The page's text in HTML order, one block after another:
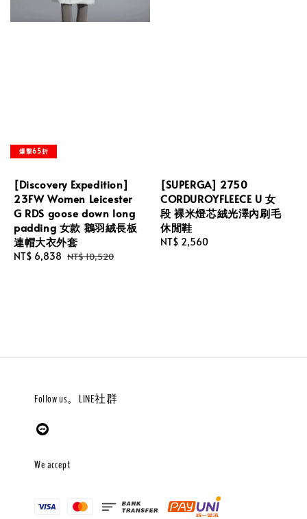
爆擊65折
[Discovery Expedition]
23FW Women Leicester
G RDS goose down long
padding 女款 鵝羽絨長板
連帽大衣外套
Sale
NT$ 6,838 Regular
NT$ 10,520
[SUPERGA] 2750
CORDUROYFLEECE U 女
段 裸米燈芯絨光澤內刷毛
休閒鞋
Regular
NT$ 2,560
Follow us。LINE社群
We accept